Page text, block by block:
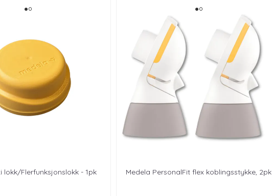
lokk/Flerfunksjonslokk - 1pk Medela PersonalFit flex koblingsstykke, 2pk